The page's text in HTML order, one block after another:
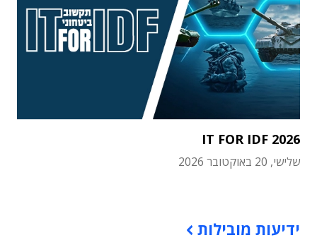
IT FOR IDF 2026
שלישי, 20 באוקטובר 2026
ידיעות מובילות